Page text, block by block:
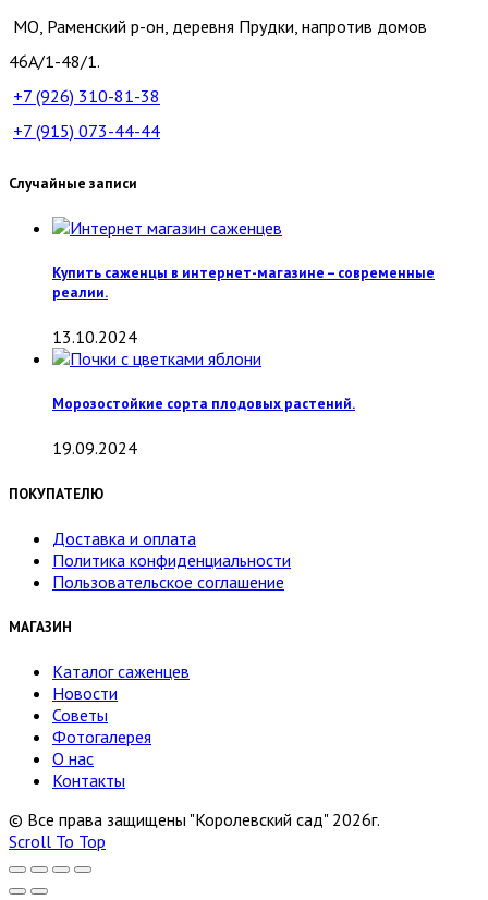
МО, Раменский р-он, деревня Прудки, напротив домов
46А/1-48/1.
+7 (926) 310-81-38
+7 (915) 073-44-44
Случайные записи
Купить саженцы в интернет-магазине – современные
реалии.
13.10.2024
Морозостойкие сорта плодовых растений.
19.09.2024
ПОКУПАТЕЛЮ
Доставка и оплата
Политика конфиденциальности
Пользовательское соглашение
МАГАЗИН
Каталог саженцев
Новости
Советы
Фотогалерея
О нас
Контакты
© Все права защищены "Королевский сад" 2026г.
Scroll To Top